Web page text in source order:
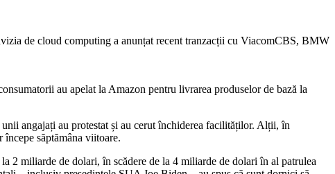
de cloud computing a anunțat recent tranzacții cu ViacomCBS, BMW
au apelat la Amazon pentru livrarea produselor de bază la
angajați au protestat și au cerut închiderea facilităților. Alții, în
săptămâna viitoare.
2 miliarde de dolari, în scădere de la 4 miliarde de dolari în al patrulea